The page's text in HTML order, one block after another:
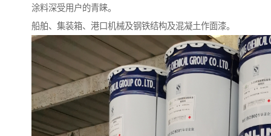
涂料深受用户的青睐。
船舶、集装箱、港口机械及钢铁结构及混凝土作面漆。